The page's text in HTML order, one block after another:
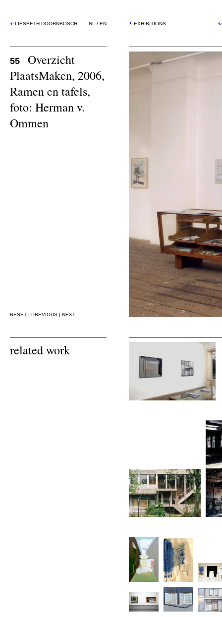
LIESBETH DOORNBOSCH NL / EN EXHIBITIONS
55
Overzicht
PlaatsMaken, 2006,
Ramen en tafels,
foto: Herman v.
Ommen
RESET | PREVIOUS | NEXT
related work